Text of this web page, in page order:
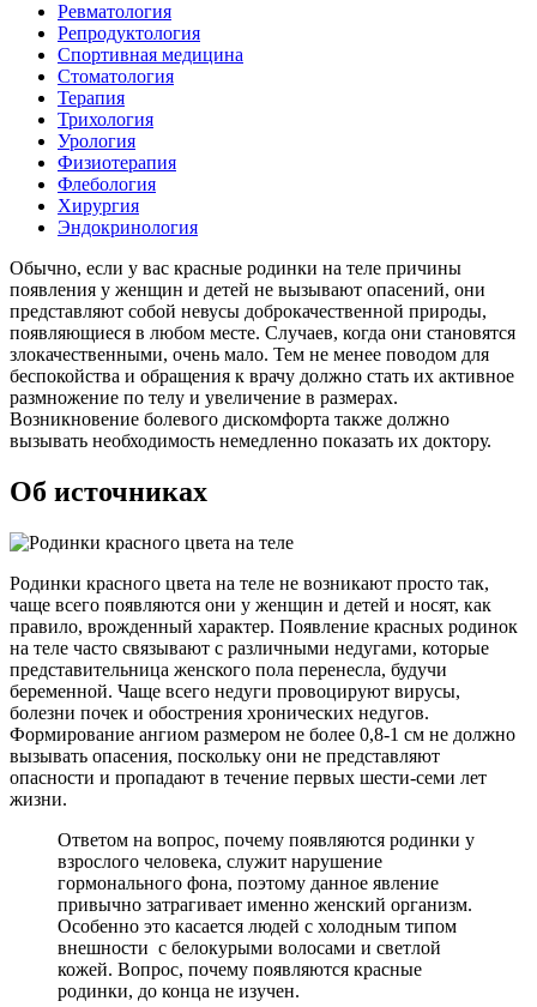
Ревматология
Репродуктология
Спортивная медицина
Стоматология
Терапия
Трихология
Урология
Физиотерапия
Флебология
Хирургия
Эндокринология
Обычно, если у вас красные родинки на теле причины
появления у женщин и детей не вызывают опасений, они
представляют собой невусы доброкачественной природы,
появляющиеся в любом месте. Случаев, когда они становятся
злокачественными, очень мало. Тем не менее поводом для
беспокойства и обращения к врачу должно стать их активное
размножение по телу и увеличение в размерах.
Возникновение болевого дискомфорта также должно
вызывать необходимость немедленно показать их доктору.
Об источниках
Родинки красного цвета на теле не возникают просто так,
чаще всего появляются они у женщин и детей и носят, как
правило, врожденный характер. Появление красных родинок
на теле часто связывают с различными недугами, которые
представительница женского пола перенесла, будучи
беременной. Чаще всего недуги провоцируют вирусы,
болезни почек и обострения хронических недугов.
Формирование ангиом размером не более 0,8-1 см не должно
вызывать опасения, поскольку они не представляют
опасности и пропадают в течение первых шести-семи лет
жизни.
Ответом на вопрос, почему появляются родинки у
взрослого человека, служит нарушение
гормонального фона, поэтому данное явление
привычно затрагивает именно женский организм.
Особенно это касается людей с холодным типом
внешности с белокурыми волосами и светлой
кожей. Вопрос, почему появляются красные
родинки, до конца не изучен.